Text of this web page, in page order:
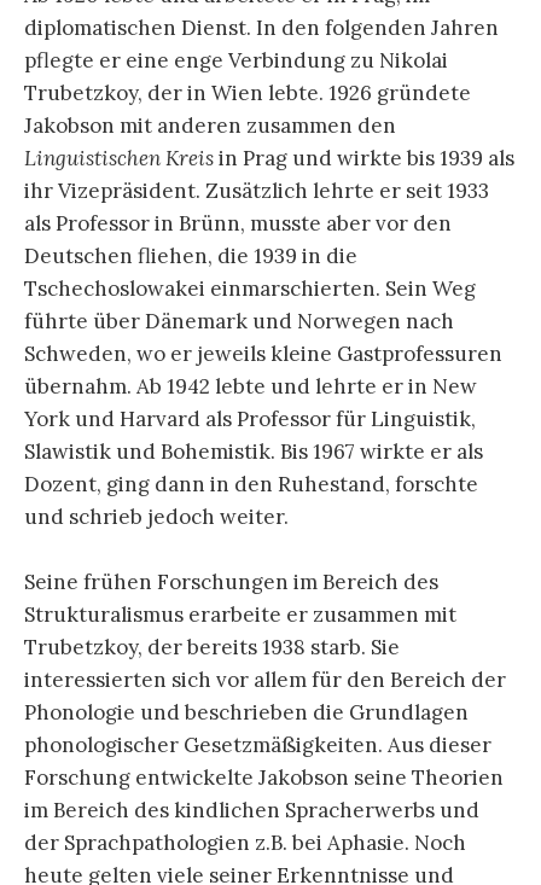
diplomatischen Dienst. In den folgenden Jahren
pflegte er eine enge Verbindung zu Nikolai
Trubetzkoy, der in Wien lebte. 1926 gründete
Jakobson mit anderen zusammen den
Linguistischen Kreisin Prag und wirkte bis 1939 als
ihr Vizepräsident. Zusätzlich lehrte er seit 1933
als Professor in Brünn, musste aber vor den
Deutschen fliehen, die 1939 in die
Tschechoslowakei einmarschierten. Sein Weg
führte über Dänemark und Norwegen nach
Schweden, wo er jeweils kleine Gastprofessuren
übernahm. Ab 1942 lebte und lehrte er in New
York und Harvard als Professor für Linguistik,
Slawistik und Bohemistik. Bis 1967 wirkte er als
Dozent, ging dann in den Ruhestand, forschte
und schrieb jedoch weiter.
Seine frühen Forschungen im Bereich des
Strukturalismus erarbeite er zusammen mit
Trubetzkoy, der bereits 1938 starb. Sie
interessierten sich vor allem für den Bereich der
Phonologie und beschrieben die Grundlagen
phonologischer Gesetzmäßigkeiten. Aus dieser
Forschung entwickelte Jakobson seine Theorien
im Bereich des kindlichen Spracherwerbs und
der Sprachpathologien z.B. bei Aphasie. Noch
heute gelten viele seiner Erkenntnisse und